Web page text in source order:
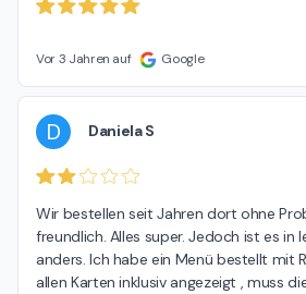
Vor 3 Jahren auf Google
D Daniela S
Wir bestellen seit Jahren dort ohne
freundlich. Alles super. Jedoch ist es in
anders. Ich habe ein Menü bestellt mit
allen Karten inklusiv angezeigt , muss